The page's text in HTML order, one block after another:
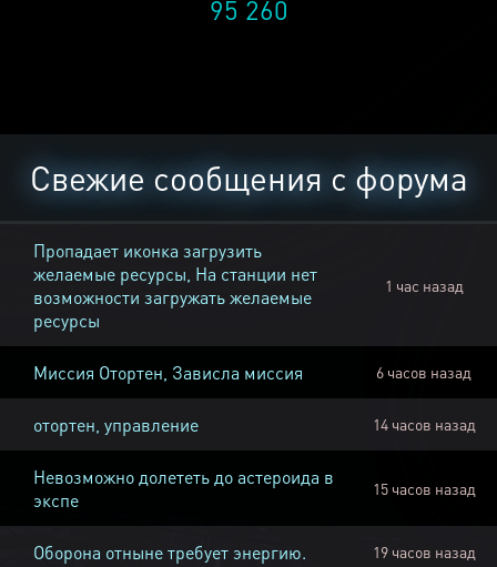
95 260
Свежие сообщения с форума
Пропадает иконка загрузить
желаемые ресурсы, На станции нет
возможности загружать желаемые
ресурсы
1 час назад
Миссия Отортен, Зависла миссия 6 часов назад
отортен, управление 14 часов назад
Невозможно долететь до астероида в
экспе
15 часов назад
Оборона отныне требует энергию. 19 часов назад